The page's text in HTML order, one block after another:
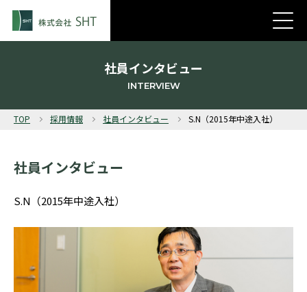
社員インタビュー
INTERVIEW
TOP 採用情報 社員インタビュー S.N（2015年中途入社）
社員インタビュー
S.N（2015年中途入社）